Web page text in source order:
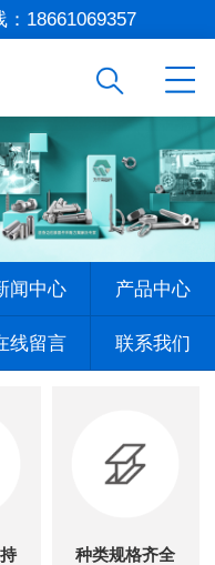
18661069357
闻中心 产品中心
线留言 联系我们
种类规格齐全